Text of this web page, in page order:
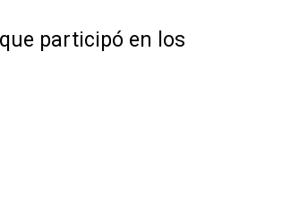
participó en los